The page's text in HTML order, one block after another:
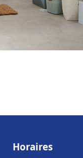
Horaires